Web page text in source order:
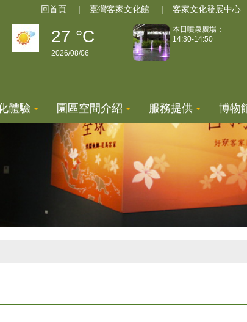
回首頁 臺灣客家文化館 客家文化發展中心
27 °C
2026/08/06
本日噴泉廣場：
14:30-14:50
體驗 園區空間介紹 服務提供 博物